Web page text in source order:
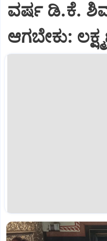
ವರ್ಷ ಡಿ.ಕೆ.
ಆಗಬೇಕು: